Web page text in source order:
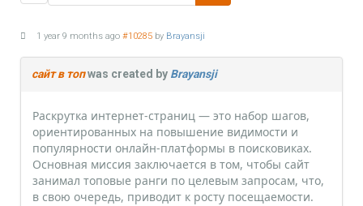
1 year 9 months ago #10285 by Brayansji
сайт в топwas created by Brayansji
Раскрутка интернет-страниц — это набор шагов,
ориентированных на повышение видимости и
популярности онлайн-платформы в поисковиках.
Основная миссия заключается в том, чтобы сайт
занимал топовые ранги по целевым запросам, что,
в свою очередь, приводит к росту посещаемости.